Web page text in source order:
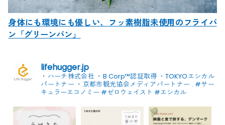
身体にも環境にも優しい、フッ素樹脂未使用のフライパ
ン「グリーンパン」
lifehugger.jp
・ハーチ株式会社 ・B Corp™認証取得 ・TOKYOエシカル
パートナー ・京都市観光協会メディアパートナー . #サー
キュラーエコノミー #ゼロウェイスト #エシカル